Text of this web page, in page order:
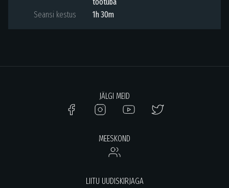
Seansi kestus
1h 30m
JÄLGI MEID
MEESKOND
LIITU UUDISKIRJAGA